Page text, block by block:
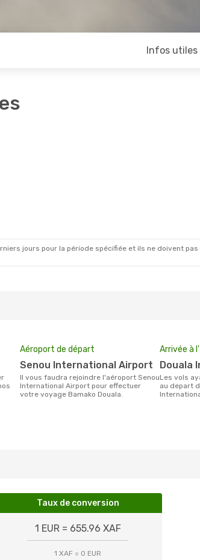
Infos utiles
jours pour la période spécifiée et ils ne doivent
Aéroport de départ
Senou International Airport
Il vous faudra rejoindre l'aéroport Senou
International Airport pour effectuer
votre voyage Bamako Douala.
Arrivée à
Les vols ayant pour destination Douala
au depart
Taux de conversion
1 EUR = 655.96 XAF
1 XAF = 0 EUR